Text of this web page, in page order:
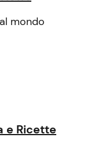
mondo
e Ricette